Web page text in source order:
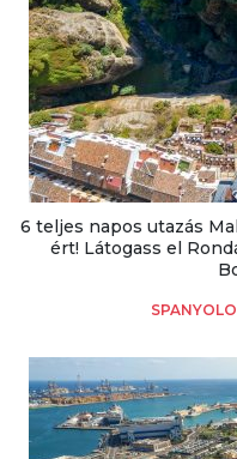
6 teljes napos utazás
ért! Látogass el